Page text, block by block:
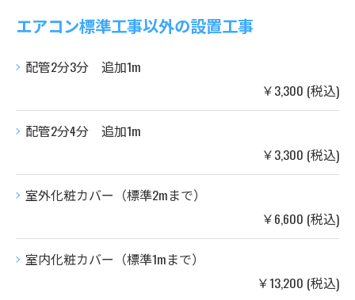
エアコン標準工事以外の設置工事
配管2分3分 追加1m
￥3,300 (税込)
配管2分4分 追加1m
￥3,300 (税込)
室外化粧カバー（標準2mまで）
￥6,600 (税込)
室内化粧カバー（標準1mまで）
￥13,200 (税込)